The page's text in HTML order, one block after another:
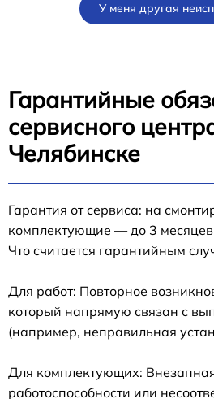
У меня другая
Гарантийные
сервисного
Челябинске
Гарантия от сервиса: на
комплектующие — до 3
Что считается гарантийным
Для работ: Повторное
который напрямую связан с
(например, неправильная
Для комплектующих:
работоспособности или